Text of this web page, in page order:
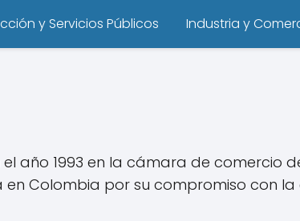
y Servicios Públicos Industria y
año 1993 en la cámara de comercio
Colombia por su compromiso con